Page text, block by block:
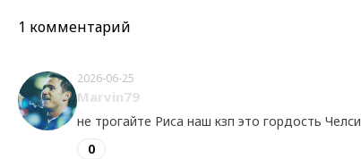
1 комментарий
2026-06-25
Marvin79
не трогайте Риса наш кзп это гордость Челси
0